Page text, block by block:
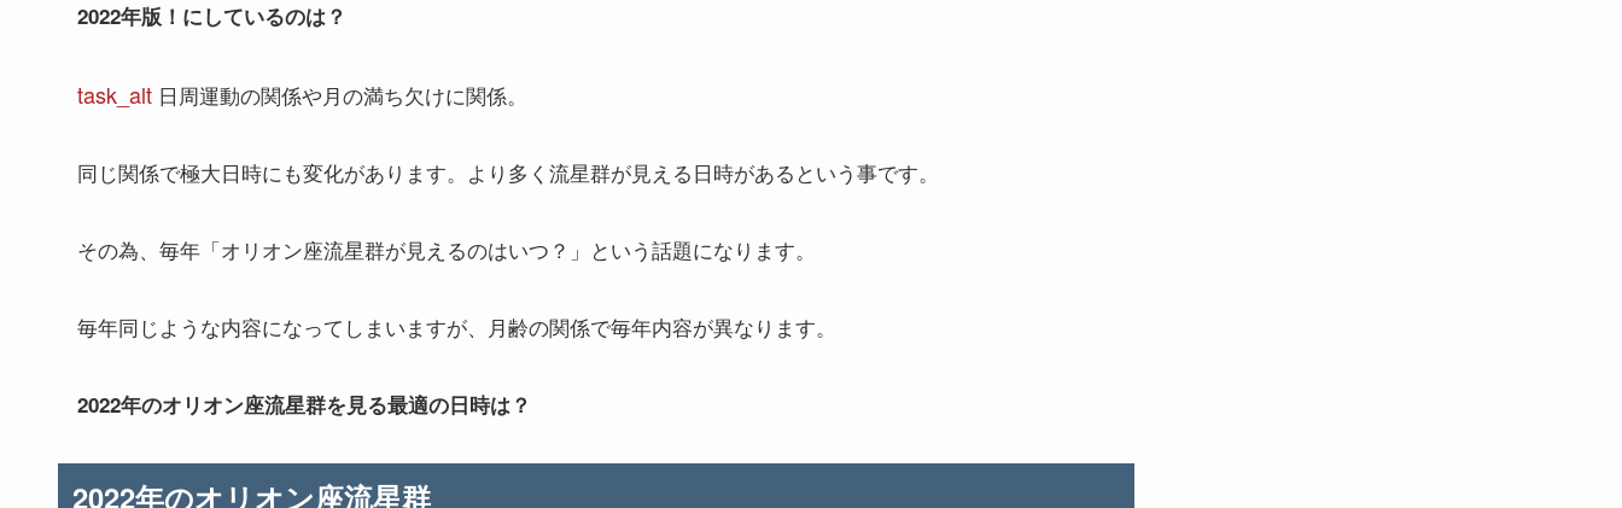
2022年版！にしているのは？
task_alt 日周運動の関係や月の満ち欠けに関係。
同じ関係で極大日時にも変化があります。より多く流星群が見える日時があるという事です。
その為、毎年「オリオン座流星群が見えるのはいつ？」という話題になります。
毎年同じような内容になってしまいますが、月齢の関係で毎年内容が異なります。
2022年のオリオン座流星群を見る最適の日時は？
2022年のオリオン座流星群